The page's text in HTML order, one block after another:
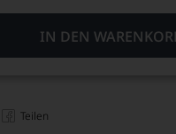
IN DEN
Teilen